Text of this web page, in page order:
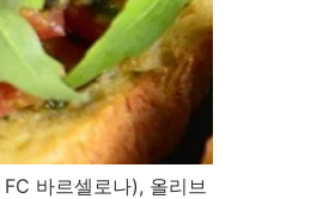
바르셀로나), 올리브